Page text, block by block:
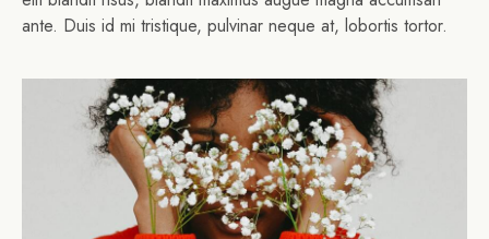
ante. Duis id mi tristique, pulvinar neque at, lobortis tortor.